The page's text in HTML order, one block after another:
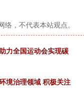
，不代表本站观点。
力全国运动会实现碳
境治理领域 积极关注